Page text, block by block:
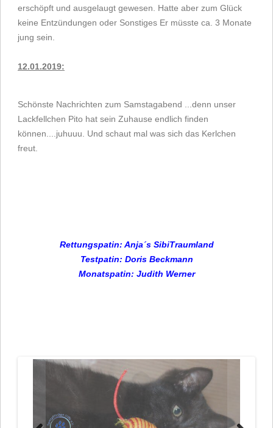
erschöpft und ausgelaugt gewesen. Hatte aber zum Glück
keine Entzündungen oder Sonstiges Er müsste ca. 3 Monate
jung sein.
12.01.2019:
Schönste Nachrichten zum Samstagabend ...denn unser
Lackfellchen Pito hat sein Zuhause endlich finden
können....juhuuu. Und schaut mal was sich das Kerlchen
freut.
Rettungspatin: Anja´s SibiTraumland
Testpatin: Doris Beckmann
Monatspatin: Judith Werner